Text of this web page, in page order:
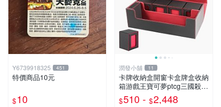
Y6739918325 451
特價商品10元
$10
潤發小舖 11
卡牌收納盒開窗卡盒牌盒收納
箱游戲王寶可夢ptcg三國殺海
賊王dtcg
$510 - $2,448